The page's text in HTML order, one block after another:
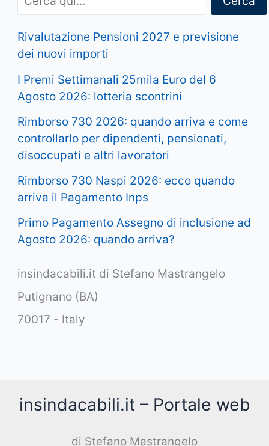
Rivalutazione Pensioni 2027 e previsione
dei nuovi importi
I Premi Settimanali 25mila Euro del 6
Agosto 2026: lotteria scontrini
Rimborso 730 2026: quando arriva e come
controllarlo per dipendenti, pensionati,
disoccupati e altri lavoratori
Rimborso 730 Naspi 2026: ecco quando
arriva il Pagamento Inps
Primo Pagamento Assegno di inclusione ad
Agosto 2026: quando arriva?
insindacabili.it di Stefano Mastrangelo
Putignano (BA)
70017 - Italy
insindacabili.it – Portale web
di Stefano Mastrangelo